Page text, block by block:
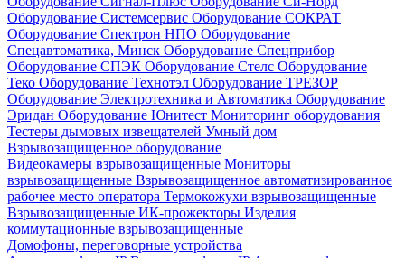
Оборудование Системсервис Оборудование СОКРАТ
Оборудование Спектрон НПО Оборудование
Спецавтоматика, Минск Оборудование Спецприбор
Оборудование СПЭК Оборудование Стелс Оборудование
Теко Оборудование Технотэл Оборудование ТРЕЗОР
Оборудование Электротехника и Автоматика Оборудование
Эридан Оборудование Юнитест Мониторинг оборудования
Тестеры дымовых извещателей Умный дом
Взрывозащищенное оборудование
Видеокамеры взрывозащищенные Мониторы
взрывозащищенные Взрывозащищенное автоматизированное
рабочее место оператора Термокожухи взрывозащищенные
Взрывозащищенные ИК-прожекторы Изделия
коммутационные взрывозащищенные
Домофоны, переговорные устройства